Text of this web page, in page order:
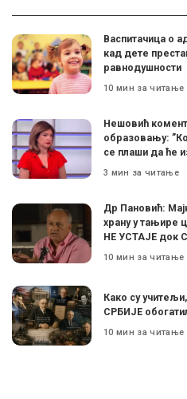
Васпитачица о
кад дете
равнодушности
10 мин за читање
Нешовић
образовању:
се плаши да ће
3 мин за читање
Др Пановић:
храну у тањире
НЕ УСТАЈЕ док
10 мин за читање
Како су
СРБИЈЕ
10 мин за читање